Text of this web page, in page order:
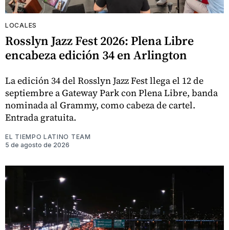
LOCALES
Rosslyn Jazz Fest 2026: Plena Libre
encabeza edición 34 en Arlington
La edición 34 del Rosslyn Jazz Fest llega el 12 de
septiembre a Gateway Park con Plena Libre, banda
nominada al Grammy, como cabeza de cartel.
Entrada gratuita.
EL TIEMPO LATINO TEAM
5 de agosto de 2026